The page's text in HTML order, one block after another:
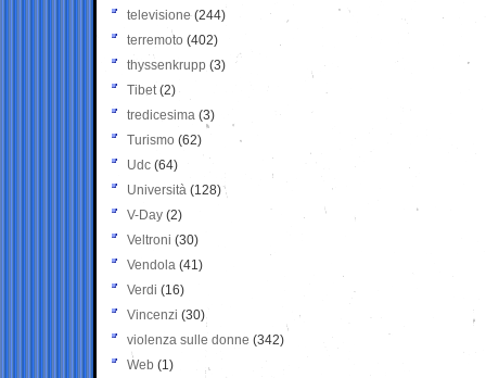
televisione(244)
terremoto (402)
thyssenkrupp (3)
Tibet(2)
tredicesima (3)
Turismo (62)
Udc (64)
Università (128)
V-Day (2)
Veltroni (30)
Vendola (41)
Verdi (16)
Vincenzi (30)
violenza sulle donne (342)
Web (1)